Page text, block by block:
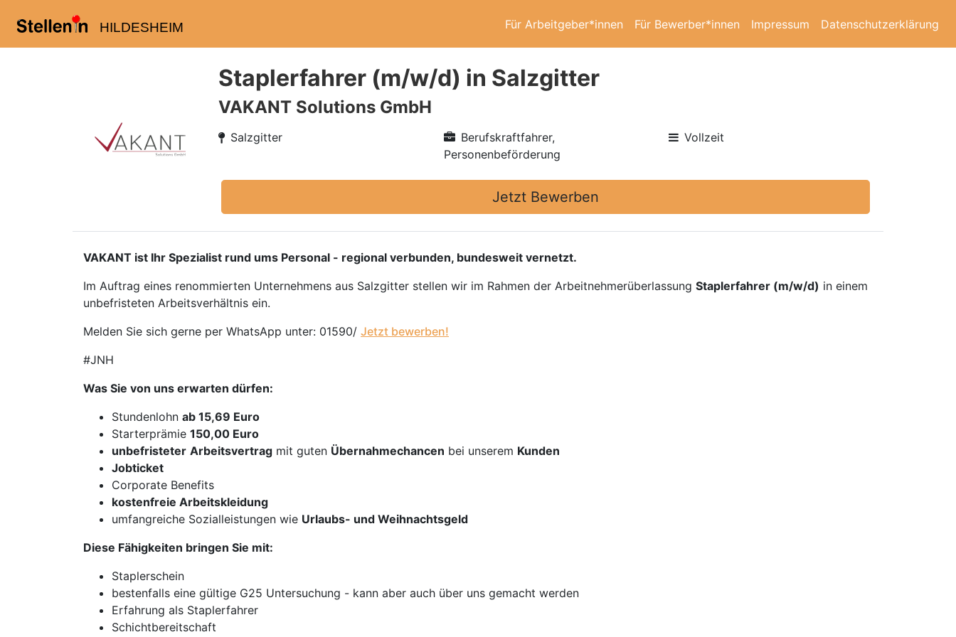
HILDESHEIM Für Arbeitgeber*innen Für Bewerber*innen Impressum Datenschutzerklärung
Staplerfahrer (m/w/d) in Salzgitter
VAKANT Solutions GmbH
Salzgitter
Berufskraftfahrer,
Personenbeförderung
Vollzeit
Jetzt Bewerben
VAKANT ist Ihr Spezialist rund ums Personal - regional verbunden, bundesweit vernetzt.
Im Auftrag eines renommierten Unternehmens aus Salzgitter stellen wir im Rahmen der Arbeitnehmerüberlassung Staplerfahrer (m/w/d) in einem
unbefristeten Arbeitsverhältnis ein.
Melden Sie sich gerne per WhatsApp unter: 01590/ Jetzt bewerben!
#JNH
Was Sie von uns erwarten dürfen:
Stundenlohn ab 15,69 Euro
Starterprämie 150,00 Euro
unbefristeter Arbeitsvertrag mit guten Übernahmechancen bei unserem Kunden
Jobticket
Corporate Benefits
kostenfreie Arbeitskleidung
umfangreiche Sozialleistungen wie Urlaubs- und Weihnachtsgeld
Diese Fähigkeiten bringen Sie mit:
Staplerschein
bestenfalls eine gültige G25 Untersuchung - kann aber auch über uns gemacht werden
Erfahrung als Staplerfahrer
Schichtbereitschaft